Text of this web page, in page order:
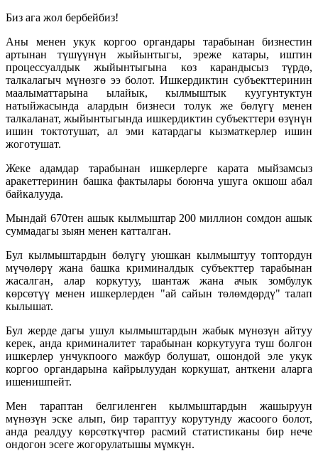
Биз ага жол бербейбиз!
Аны менен укук коргоо органдары тарабынан бизнестин
артынан түшүүнүн жыйынтыгы, эреже катары, иштин
процессуалдык жыйынтыгына көз карандысыз түрдө,
талкалагыч мүнөзгө ээ болот. Ишкердиктин субъекттеринин
маалыматтарына ылайык, кылмыштык куугунтуктун
натыйжасында алардын бизнеси толук же бөлүгү менен
талкаланат, жыйынтыгында ишкердиктин субъекттери өзүнүн
ишин токтотушат, ал эми катардагы кызматкерлер ишин
жоготушат.
Жеке адамдар тарабынан ишкерлерге карата мыйзамсыз
аракеттеринин башка фактылары боюнча ушуга окшош абал
байкалууда.
Мындай 670тен ашык кылмыштар 200 миллион сомдон ашык
суммадагы зыян менен катталган.
Бул кылмыштардын бөлүгү уюшкан кылмыштуу топтордун
мүчөлөрү жана башка криминалдык субъекттер тарабынан
жасалган, алар коркутуу, шантаж жана ачык зомбулук
көрсөтүү менен ишкерлерден "ай сайын төлөмдөрдү" талап
кылышат.
Бул жерде дагы ушул кылмыштардын жабык мүнөзүн айтуу
керек, анда криминалитет тарабынан коркутууга туш болгон
ишкерлер унчукпоого мажбур болушат, ошондой эле укук
коргоо органдарына кайрылуудан коркушат, анткени аларга
ишенишпейт.
Мен тараптан белгиленген кылмыштардын жашыруун
мүнөзүн эске алып, бир тараптуу корутунду жасоого болот,
анда реалдуу көрсөткүчтөр расмий статистиканы бир нече
ондогон эсеге жогорулатышы мүмкүн.